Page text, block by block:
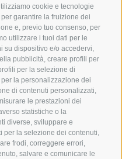
cookie e tecnologie
garantire la fruizione dei
e, previo tuo consenso, per
utilizzare i tuoi dati per le
su dispositivo e/o accedervi,
pubblicità, creare profili per
per la selezione di
la personalizzazione dei
di contenuti personalizzati,
le prestazioni dei
statistiche o la
diverse, sviluppare e
per la selezione dei contenuti,
frodi, correggere errori,
salvare e comunicare le